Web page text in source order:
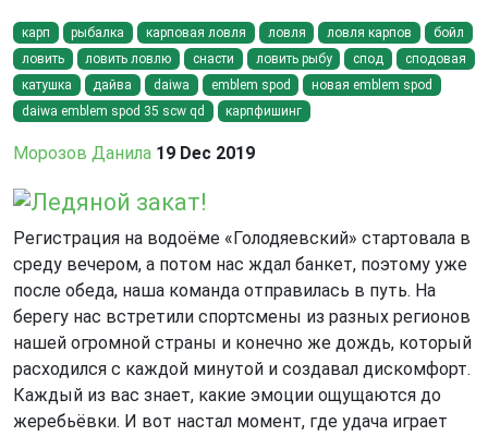
карп рыбалка карповая ловля ловля ловля карпов
бойл
ловить
ловить ловлю снасти ловить рыбу спод
сподовая
катушка
дайва daiwa emblem spod
новая emblem spod
daiwa emblem spod 35 scw qd
карпфишинг
Морозов Данила 19 Dec 2019
Ледяной закат!
Регистрация на водоёме «Голодяевский» стартовала в
среду вечером, а потом нас ждал банкет, поэтому уже
после обеда, наша команда отправилась в путь. На
берегу нас встретили спортсмены из разных регионов
нашей огромной страны и конечно же дождь, который
расходился с каждой минутой и создавал дискомфорт.
Каждый из вас знает, какие эмоции ощущаются до
жеребьёвки. И вот настал момент, где удача играет